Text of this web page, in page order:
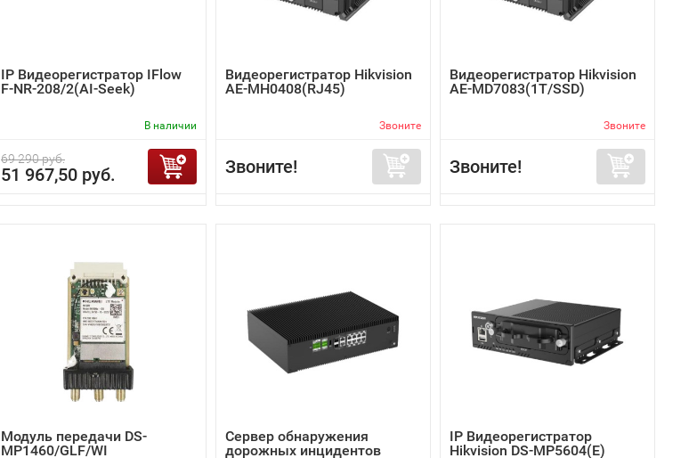
IP Видеорегистратор IFlow
F-NR-208/2(AI-Seek)
В наличии
69 290 руб.
51 967,50 руб.
Видеорегистратор Hikvision
AE-MH0408(RJ45)
Звоните
Звоните!
Видеорегистратор Hikvision
AE-MD7083(1T/SSD)
Звоните
Звоните!
Модуль передачи DS-
MP1460/GLF/WI
Сервер обнаружения
дорожных инцидентов
IP Видеорегистратор
Hikvision DS-MP5604(E)